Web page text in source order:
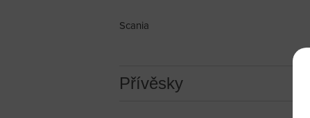
Scania
Přívěsky